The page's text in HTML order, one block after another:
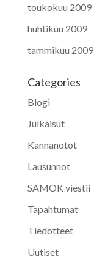
toukokuu 2009
huhtikuu 2009
tammikuu 2009
Categories
Blogi
Julkaisut
Kannanotot
Lausunnot
SAMOK viestii
Tapahtumat
Tiedotteet
Uutiset